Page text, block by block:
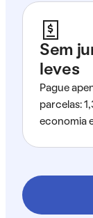
Sem
leves
Pague
parcelas:
economia